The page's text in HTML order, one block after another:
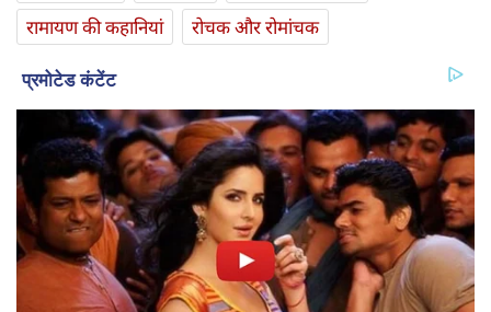
रामायण की कहानियां
रोचक और रोमांचक